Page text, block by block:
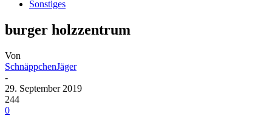
Sonstiges
burger holzzentrum
Von
SchnäppchenJäger
-
29. September 2019
244
0